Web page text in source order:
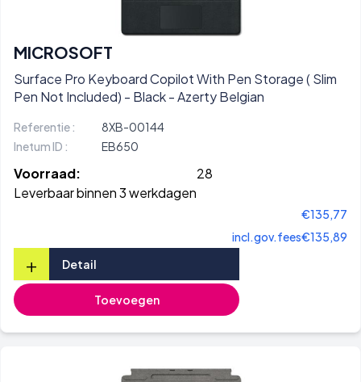
MICROSOFT
Surface Pro Keyboard Copilot With Pen Storage ( Slim
Pen Not Included) - Black - Azerty Belgian
Referentie :
8XB-00144
Inetum ID :
EB650
Voorraad:
28
Leverbaar binnen 3 werkdagen
€135,77
incl.gov.fees€135,89
+ Detail
Toevoegen